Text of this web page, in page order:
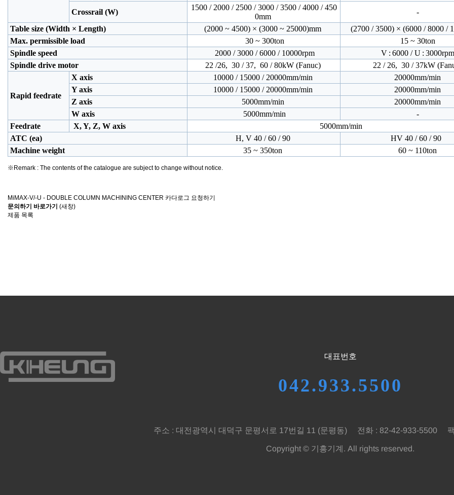
Crossrail (W)
1500 / 2000 / 2500 / 3000 / 3500 / 4000 / 450
0mm
-
Table size (Width × Length)
(2000 ~ 4500) × (3000 ~ 25000)mm
(2700 / 3500) × (6000 / 8000 /
Max. permissible load
30 ~ 300ton
15 ~ 30ton
Spindle speed
2000 / 3000 / 6000 / 10000rpm
V : 6000 / U : 3000rpm
Spindle drive motor
22 /26, 30 / 37, 60 / 80kW (Fanuc) 22 / 26, 30 / 37kW
Rapid feedrate
X axis 10000 / 15000 / 20000mm/min
20000mm/min
Y axis
10000 / 15000 / 20000mm/min
20000mm/min
Z axis
5000mm/min
20000mm/min
W axis
5000mm/min
-
Feedrate
X, Y, Z, W axis
5000mm/min
ATC (ea)
H, V 40 / 60 / 90
HV 40 / 60 / 90
Machine weight
35 ~ 350ton 60 ~ 110ton
※Remark : The contents of the catalogue are subject to change without notice.
MiMAX-V/-U - DOUBLE COLUMN MACHINING CENTER 카다로그 요청하기
문의하기 바로가기 (새창)
제품 목록
대표번호
042.933.5500
주소 : 대전광역시 대덕구 문평서로 17번길 11 (문평동) 전화 : 82-42-933-5500
Copyright © 기흥기계. All rights reserved.